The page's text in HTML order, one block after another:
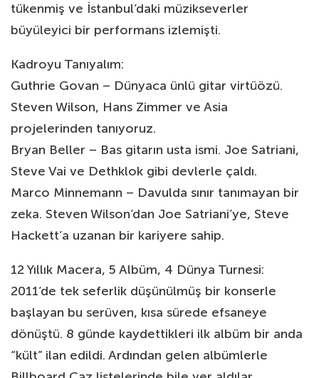
tükenmiş ve İstanbul’daki müzikseverler
büyüleyici bir performans izlemişti.
Kadroyu Tanıyalım:
Guthrie Govan – Dünyaca ünlü gitar virtüözü.
Steven Wilson, Hans Zimmer ve Asia
projelerinden tanıyoruz.
Bryan Beller – Bas gitarın usta ismi. Joe Satriani,
Steve Vai ve Dethklok gibi devlerle çaldı.
Marco Minnemann – Davulda sınır tanımayan bir
zeka. Steven Wilson’dan Joe Satriani’ye, Steve
Hackett’a uzanan bir kariyere sahip.
12 Yıllık Macera, 5 Albüm, 4 Dünya Turnesi:
2011’de tek seferlik düşünülmüş bir konserle
başlayan bu serüven, kısa sürede efsaneye
dönüştü. 8 günde kaydettikleri ilk albüm bir anda
“kült” ilan edildi. Ardından gelen albümlerle